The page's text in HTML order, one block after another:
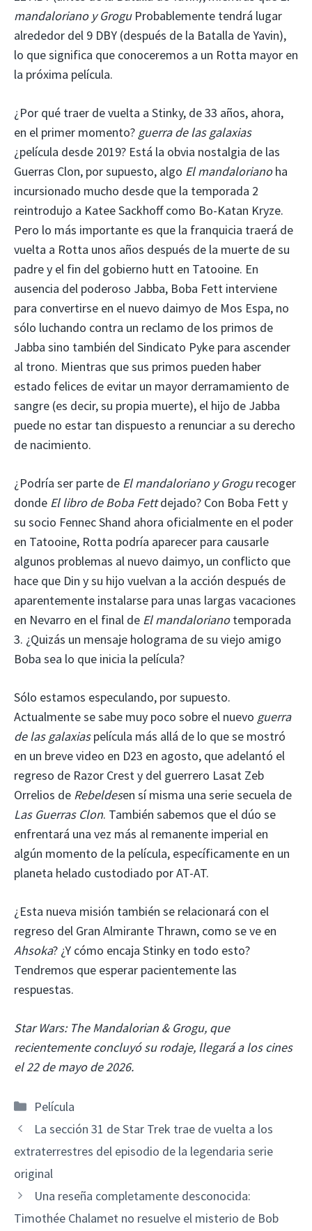
mandaloriano y GroguProbablemente tendrá lugar
alrededor del 9 DBY (después de la Batalla de Yavin),
lo que significa que conoceremos a un Rotta mayor en
la próxima película.
¿Por qué traer de vuelta a Stinky, de 33 años, ahora,
en el primer momento? guerra de las galaxias
¿película desde 2019? Está la obvia nostalgia de las
Guerras Clon, por supuesto, algo El mandalorianoha
incursionado mucho desde que la temporada 2
reintrodujo a Katee Sackhoff como Bo-Katan Kryze.
Pero lo más importante es que la franquicia traerá de
vuelta a Rotta unos años después de la muerte de su
padre y el fin del gobierno hutt en Tatooine. En
ausencia del poderoso Jabba, Boba Fett interviene
para convertirse en el nuevo daimyo de Mos Espa, no
sólo luchando contra un reclamo de los primos de
Jabba sino también del Sindicato Pyke para ascender
al trono. Mientras que sus primos pueden haber
estado felices de evitar un mayor derramamiento de
sangre (es decir, su propia muerte), el hijo de Jabba
puede no estar tan dispuesto a renunciar a su derecho
de nacimiento.
¿Podría ser parte de El mandaloriano y Grogurecoger
donde El libro de Boba Fettdejado? Con Boba Fett y
su socio Fennec Shand ahora oficialmente en el poder
en Tatooine, Rotta podría aparecer para causarle
algunos problemas al nuevo daimyo, un conflicto que
hace que Din y su hijo vuelvan a la acción después de
aparentemente instalarse para unas largas vacaciones
en Nevarro en el final de El mandalorianotemporada
3. ¿Quizás un mensaje holograma de su viejo amigo
Boba sea lo que inicia la película?
Sólo estamos especulando, por supuesto.
Actualmente se sabe muy poco sobre el nuevo guerra
de las galaxiaspelícula más allá de lo que se mostró
en un breve video en D23 en agosto, que adelantó el
regreso de Razor Crest y del guerrero Lasat Zeb
Orrelios de Rebeldesen sí misma una serie secuela de
Las Guerras Clon. También sabemos que el dúo se
enfrentará una vez más al remanente imperial en
algún momento de la película, específicamente en un
planeta helado custodiado por AT-AT.
¿Esta nueva misión también se relacionará con el
regreso del Gran Almirante Thrawn, como se ve en
Ahsoka? ¿Y cómo encaja Stinky en todo esto?
Tendremos que esperar pacientemente las
respuestas.
Star Wars: The Mandalorian & Grogu, que
recientemente concluyó su rodaje, llegará a los cines
el 22 de mayo de 2026.
Categorías
Película
La sección 31 de Star Trek trae de vuelta a los
extraterrestres del episodio de la legendaria serie
original
Una reseña completamente desconocida:
Timothée Chalamet no resuelve el misterio de Bob